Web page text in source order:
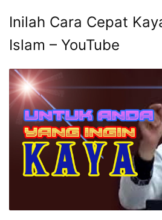
Inilah Cara Cepat
Islam – YouTube